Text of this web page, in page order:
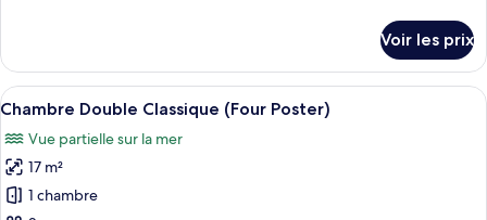
le
type
de
Chambre
Luxe
Voir les prix
Afficher
toutes
les
photos
pour
Un lit à baldaquin avec une couvre-
8
Chambre Double Classique (Four Poster)
Vue partielle sur la mer
17 m²
1 chambre